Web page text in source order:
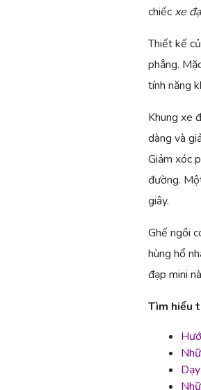
chiếc xe
Thiết kế
phẳng.
tính năng
Khung xe
dàng và
Giảm xóc
đường.
giây.
Ghế ngồi
hùng hổ
đạp mini
Tìm hiểu